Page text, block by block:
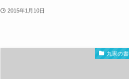
2015年1月10日
九家の書